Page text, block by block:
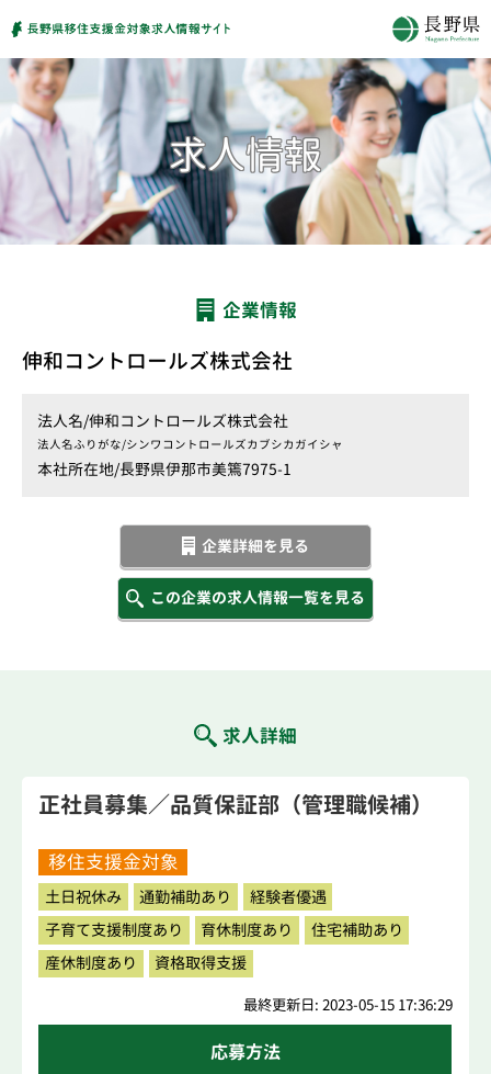
企業情報
伸和コントロールズ株式会社
法人名/伸和コントロールズ株式会社
法人名ふりがな/シンワコントロールズカブシカガイシャ
本社所在地/長野県伊那市美篶7975-1
企業詳細を見る
この企業の求人情報一覧を見る
求人詳細
正社員募集／品質保証部（管理職候補）
移住支援金対象
土日祝休み 通勤補助あり
経験者優遇
子育て支援制度あり
育休制度あり
住宅補助あり
産休制度あり
資格取得支援
最終更新日: 2023-05-15 17:36:29
応募方法